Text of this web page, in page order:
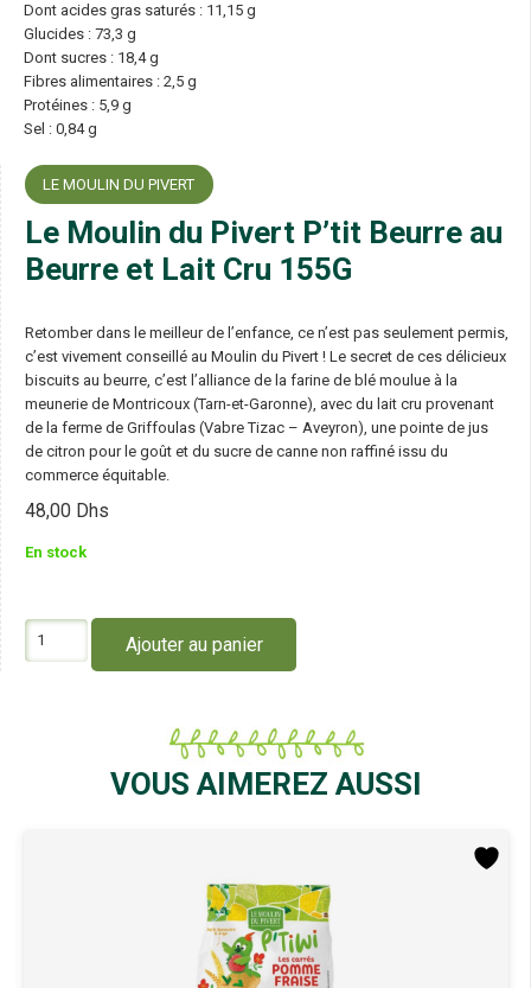
Dont acides gras saturés : 11,15 g
Glucides : 73,3 g
Dont sucres : 18,4 g
Fibres alimentaires : 2,5 g
Protéines : 5,9 g
Sel : 0,84 g
LE MOULIN DU PIVERT
Le Moulin du Pivert P’tit Beurre au
Beurre et Lait Cru 155G
Retomber dans le meilleur de l’enfance, ce n’est pas seulement permis,
c’est vivement conseillé au Moulin du Pivert ! Le secret de ces délicieux
biscuits au beurre, c’est l’alliance de la farine de blé moulue à la
meunerie de Montricoux (Tarn-et-Garonne), avec du lait cru provenant
de la ferme de Griffoulas (Vabre Tizac – Aveyron), une pointe de jus
de citron pour le goût et du sucre de canne non raffiné issu du
commerce équitable.
48,00 Dhs
En stock
Ajouter au panier
VOUS AIMEREZ AUSSI